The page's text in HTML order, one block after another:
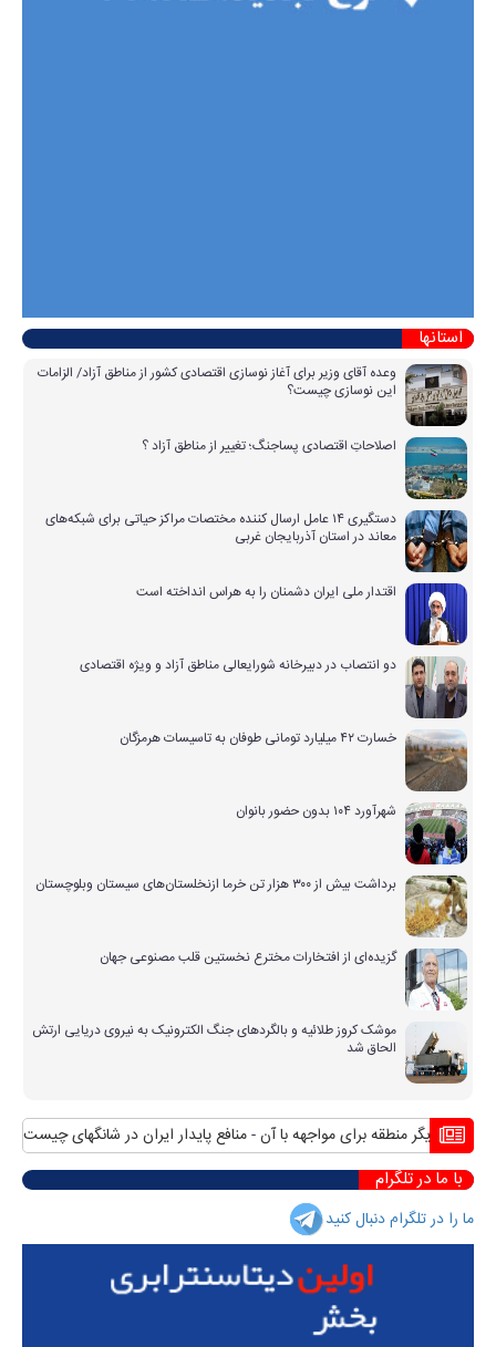
استانها
وعده آقای وزیر برای آغاز نوسازی اقتصادی کشور از مناطق آزاد/ الزامات
این نوسازی چیست؟
اصلاحاتِ اقتصادی پساجنگ؛ تغییر از مناطق آزاد ؟
دستگیری ۱۴ عامل ارسال کننده مختصات مراکز حیاتی برای شبکه‌های
معاند در استان آذربایجان غربی
اقتدار ملی ایران دشمنان را به هراس انداخته است
دو انتصاب در دبیرخانه شورایعالی مناطق آزاد و ویژه اقتصادی
خسارت ۴۲ میلیارد تومانی طوفان به تاسیسات هرمزگان
شهرآورد ۱۰۴ بدون حضور بانوان
برداشت بیش از ۳۰۰ هزار تن خرما ازنخلستان‌های سیستان وبلوچستان
گزیده‌ای از افتخارات مخترع نخستین قلب مصنوعی جهان
موشک کروز طلائیه و بالگردهای جنگ الکترونیک به نیروی دریایی ارتش
الحاق شد
دیگر منطقه برای مواجهه با آن منافع پایدار ایران در شانگهای چیست؟
با ما در تلگرام
ما را در تلگرام دنبال کنید